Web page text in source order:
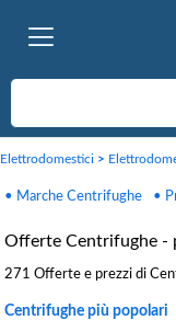
Elettrodomestici >
• Marche Centrifughe •
Offerte Centrifughe -
271 Offerte e prezzi di
Centrifughe più popolari